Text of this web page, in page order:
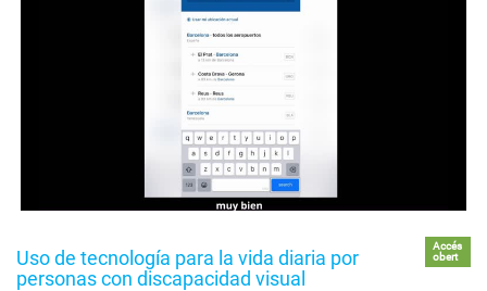
Uso de tecnología para la vida diaria por
personas con discapacidad visual
Accés
obert